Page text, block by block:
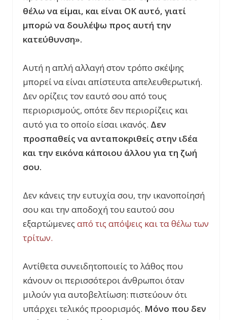
θέλω να είμαι, και είναι ΟΚ αυτό, γιατί
μπορώ να δουλέψω προς αυτή την
κατεύθυνση».
Αυτή η απλή αλλαγή στον τρόπο σκέψης
μπορεί να είναι απίστευτα απελευθερωτική.
Δεν ορίζεις τον εαυτό σου από τους
περιορισμούς, οπότε δεν περιορίζεις και
αυτό για το οποίο είσαι ικανός. Δεν
προσπαθείς να ανταποκριθείς στην ιδέα
και την εικόνα κάποιου άλλου για τη ζωή
σου.
Δεν κάνεις την ευτυχία σου, την ικανοποίησή
σου και την αποδοχή του εαυτού σου
εξαρτώμενες από τις απόψεις και τα θέλω των
τρίτων.
Αντίθετα συνειδητοποιείς το λάθος που
κάνουν οι περισσότεροι άνθρωποι όταν
μιλούν για αυτοβελτίωση: πιστεύουν ότι
υπάρχει τελικός προορισμός. Μόνο που δεν